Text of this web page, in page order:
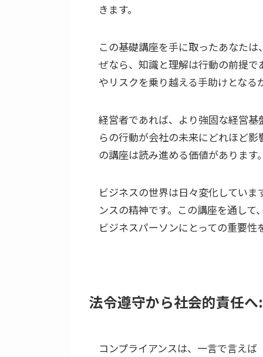
きます。
この基礎講座を手に取ったあなた
ぜなら、知識と理解は行動の前提
やリスクを乗り越える手助けとなる
経営者であれば、より強固な経営
らの行動が会社の未来にどれほど
の講座は読み進める価値があります
ビジネスの世界は日々変化してい
ンスの精神です。この講座を通し
ビジネスパーソンにとっての重要
法令遵守から社会的責任
コンプライアンスは、一言で言え